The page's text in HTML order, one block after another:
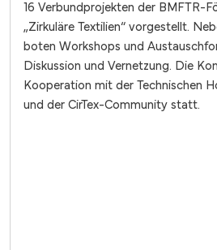
16 Verbundprojekten der BMFTR-
„Zirkuläre Textilien“ vorgestellt.
boten Workshops und
Diskussion und Vernetzung. Die
Kooperation mit der Technischen
und der CirTex-Community statt.